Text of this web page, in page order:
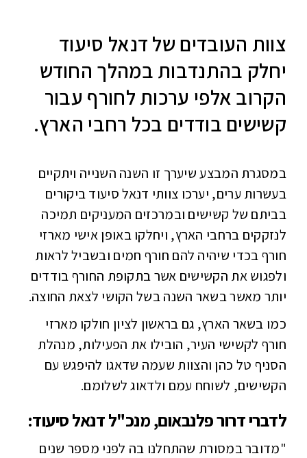
צוות העובדים של דנאל סיעוד
יחלק בהתנדבות במהלך החודש
הקרוב אלפי ערכות לחורף עבור
קשישים בודדים בכל רחבי הארץ.
במסגרת המבצע שיערך זו השנה השנייה ויתקיים
בעשרות ערים, יערכו צוותי דנאל סיעוד ביקורים
בביתם של קשישים ובמרכזים המעניקים תמיכה
לנזקקים ברחבי הארץ, ויחלקו באופן אישי מארזי
חורף בכדי שיהיה להם חורף חמים ובשביל לראות
ולפגוש את הקשישים אשר בתקופת החורף בודדים
יותר מאשר בשאר השנה בשל הקושי לצאת החוצה.
כמו בשאר הארץ, גם בראשון לציון חולקו מארזי
חורף לקשישי העיר, הובילו את הפעילות, מנהלת
הסניף טל כהן והצוות שעמה שדאגו להיפגש עם
הקשישים, לשוחח עמם ולדאוג לשלומם.
לדברי דרור פלנבאום, מנכ"ל דנאל סיעוד:
"מדובר במסורת שהתחלנו בה לפני מספר שנים